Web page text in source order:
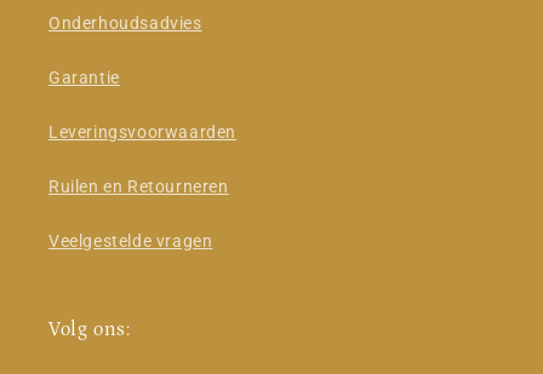
Onderhoudsadvies
Garantie
Leveringsvoorwaarden
Ruilen en Retourneren
Veelgestelde vragen
Volg ons: